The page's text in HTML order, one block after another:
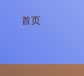
首页